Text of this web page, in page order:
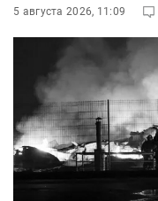
5 августа 2026, 11:09